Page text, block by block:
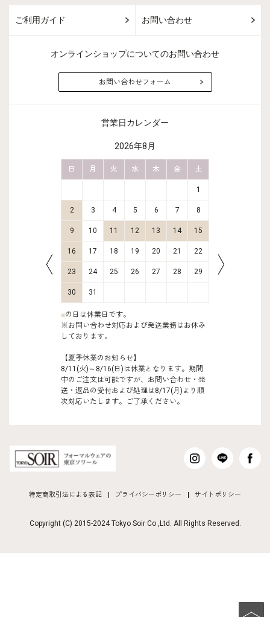
ゆったり ソワール ドルチェ ネックレス 結婚式
ご利用ガイド お問い合わせ
オンラインショップについてのお問い合わせ
お問い合わせフォーム
営業日カレンダー
2026年8月
日 月 火 水 木 金 土
1
2 3 4 5 6 7 8
9 10 11 12 13 14 15
16 17 18 19 20 21 22
23 24 25 26 27 28 29
30 31
■の日は休業日です。
※お問い合わせ対応および発送業務はお休み
しております。
【夏季休業のお知らせ】
8/11(火)～8/16(日)は休業となります。期間
中のご注文は可能ですが、お問い合わせ・発
送・返品の受付および処理は8/17(月)より順
次対応いたします。ご了承ください。
特定商取引法による表記 プライバシーポリシー サイトポリシー
Copyright (C) 2015-2024 Tokyo Soir Co ,Ltd. All Rights Reserved.